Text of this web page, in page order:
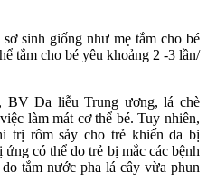
sinh giống như mẹ tắm cho bé
tắm cho bé yêu khoảng 2 -3 lần/
BV Da liễu Trung ương, lá chè
làm mát cơ thể bé. Tuy nhiên,
trị rôm sảy cho trẻ khiến da bị
có thể do trẻ bị mắc các bệnh
tắm nước pha lá cây vừa phun